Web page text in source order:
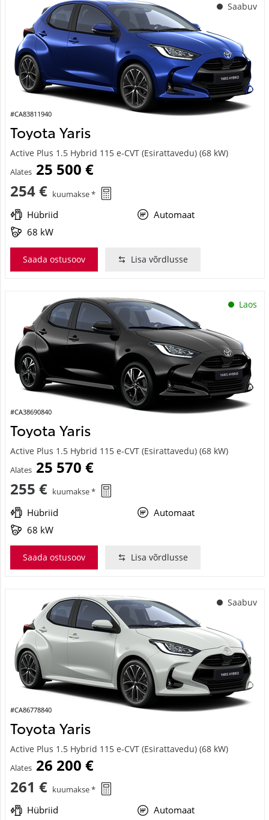
Saabuv
#CA83811940
Toyota Yaris
Active Plus 1.5 Hybrid 115 e-CVT (Esirattavedu) (68 kW)
Alates 25 500 €
254 € kuumakse *
Hübriid
Automaat
68 kW
Saada ostusoov Lisa võrdlusse
Laos
#CA38690840
Toyota Yaris
Active Plus 1.5 Hybrid 115 e-CVT (Esirattavedu) (68 kW)
Alates 25 570 €
255 € kuumakse *
Hübriid
Automaat
68 kW
Saada ostusoov Lisa võrdlusse
Saabuv
#CA86778840
Toyota Yaris
Active Plus 1.5 Hybrid 115 e-CVT (Esirattavedu) (68 kW)
Alates 26 200 €
261 € kuumakse *
Hübriid Automaat